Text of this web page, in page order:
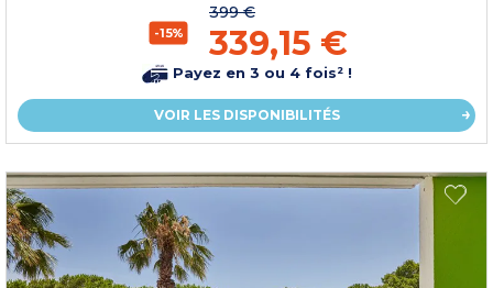
-15%
399 €
339,15 €
Payez en 3 ou 4 fois² !
VOIR LES DISPONIBILITÉS